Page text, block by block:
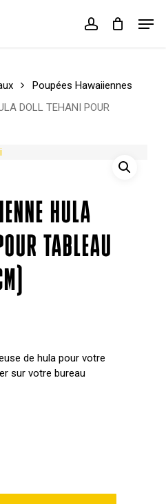
accountClose
Poupées Hawaiiennes
DOLL TEHANI POUR
HULA
TABLEAU
de hula pour votre
sur votre bureau